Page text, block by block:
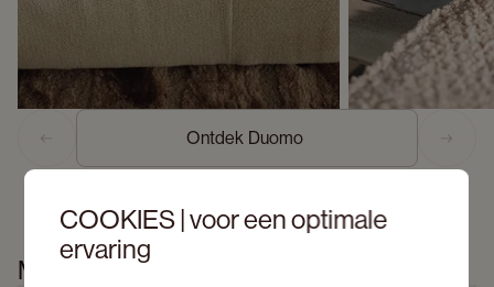
COOKIES | voor een optimale
ervaring
Ontdek Duomo
Meer informatie